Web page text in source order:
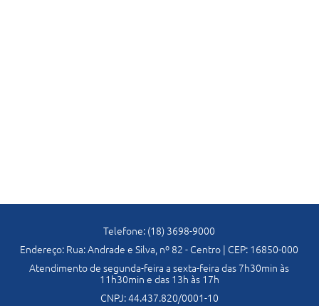
Telefone: (18) 3698-9000
Endereço: Rua: Andrade e Silva, nº 82 - Centro | CEP: 16850-000
Atendimento de segunda-feira a sexta-feira das 7h30min às
11h30min e das 13h às 17h
CNPJ: 44.437.820/0001-10